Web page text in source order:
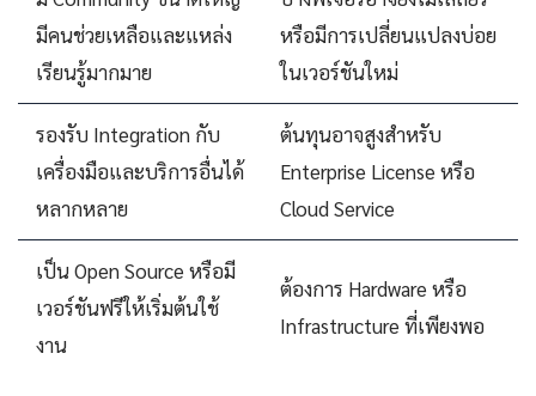
มีคนช่วยเหลือและแหล่ง
เรียนรู้มากมาย
หรือมีการเปลี่ยนแปลงบ่อย
ในเวอร์ชันใหม่
รองรับ Integration กับ
เครื่องมือและบริการอื่นได้
หลากหลาย
ต้นทุนอาจสูงสำหรับ
Enterprise License หรือ
Cloud Service
เป็น Open Source หรือมี
เวอร์ชันฟรีให้เริ่มต้นใช้
งาน
ต้องการ Hardware หรือ
Infrastructure ที่เพียงพอ